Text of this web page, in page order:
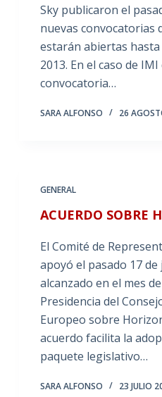
Sky publicaron el
nuevas convocatorias
estarán abiertas
2013. En el caso de
convocatoria…
SARA ALFONSO 26
GENERAL
ACUERDO SOBRE
El Comité de
apoyó el pasado 17
alcanzado en el mes
Presidencia del
Europeo sobre
acuerdo facilita la
paquete legislativo…
SARA ALFONSO 23 JULIO